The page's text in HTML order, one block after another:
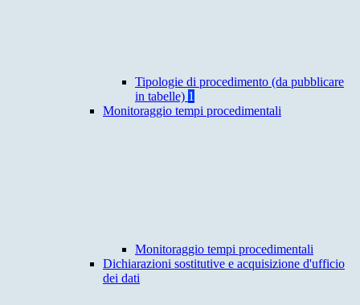
Tipologie di procedimento (da pubblicare
in tabelle) 1
Monitoraggio tempi procedimentali
Monitoraggio tempi procedimentali
Dichiarazioni sostitutive e acquisizione d'ufficio
dei dati